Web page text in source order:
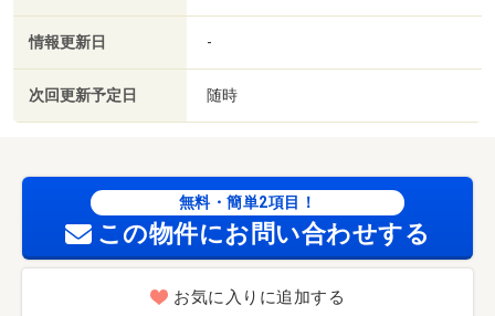
情報更新日 -
次回更新予定日 随時
無料・簡単2項目！
この物件にお問い合わせする
お気に入りに追加する